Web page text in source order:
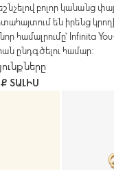
բոլոր կանանց
են իրենց
համալրումը՝ Infinita
ընդգծելու համար:
ՏԱԼԻՍ